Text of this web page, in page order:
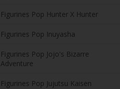
Figurines Pop Hunter X Hunter
Figurines Pop Inuyasha
Figurines Pop Jojo's Bizarre
Adventure
Figurines Pop Jujutsu Kaisen